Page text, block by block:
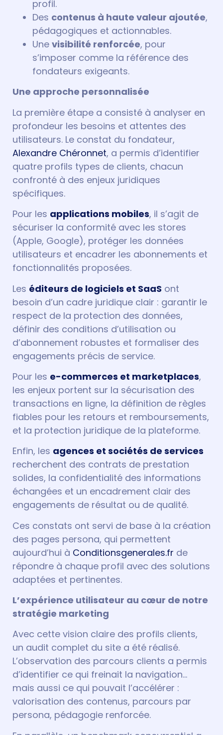
profil.
Des contenus à haute valeur ajoutée,
pédagogiques et actionnables.
Une visibilité renforcée, pour
s’imposer comme la référence des
fondateurs exigeants.
Une approche personnalisée
La première étape a consisté à analyser en
profondeur les besoins et attentes des
utilisateurs. Le constat du fondateur,
Alexandre Chéronnet, a permis d’identifier
quatre profils types de clients, chacun
confronté à des enjeux juridiques
spécifiques.
Pour les applications mobiles, il s’agit de
sécuriser la conformité avec les stores
(Apple, Google), protéger les données
utilisateurs et encadrer les abonnements et
fonctionnalités proposées.
Les éditeurs de logiciels et SaaS ont
besoin d’un cadre juridique clair : garantir le
respect de la protection des données,
définir des conditions d’utilisation ou
d’abonnement robustes et formaliser des
engagements précis de service.
Pour les e-commerces et marketplaces,
les enjeux portent sur la sécurisation des
transactions en ligne, la définition de règles
fiables pour les retours et remboursements,
et la protection juridique de la plateforme.
Enfin, les agences et sociétés de services
recherchent des contrats de prestation
solides, la confidentialité des informations
échangées et un encadrement clair des
engagements de résultat ou de qualité.
Ces constats ont servi de base à la création
des pages persona, qui permettent
aujourd’hui à Conditionsgenerales.fr de
répondre à chaque profil avec des solutions
adaptées et pertinentes.
L’expérience utilisateur au cœur de notre
stratégie marketing
Avec cette vision claire des profils clients,
un audit complet du site a été réalisé.
L’observation des parcours clients a permis
d’identifier ce qui freinait la navigation…
mais aussi ce qui pouvait l’accélérer :
valorisation des contenus, parcours par
persona, pédagogie renforcée.